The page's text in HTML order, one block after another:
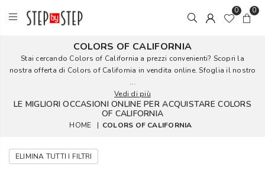
0 0
COLORS OF CALIFORNIA
Stai cercando Colors of California a prezzi convenienti? Scopri la
nostra offerta di Colors of California in vendita online. Sfoglia il nostro
...
Vedi di più
LE MIGLIORI OCCASIONI ONLINE PER ACQUISTARE COLORS
OF CALIFORNIA
HOME | COLORS OF CALIFORNIA
ELIMINA TUTTI I FILTRI